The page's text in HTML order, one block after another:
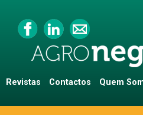
Revistas Contactos Quem